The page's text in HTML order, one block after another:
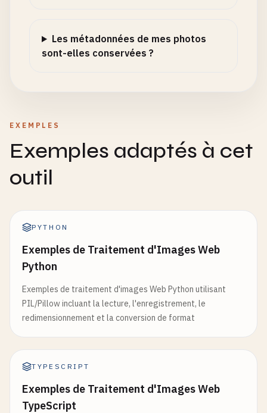
Les métadonnées de mes photos
sont-elles conservées ?
EXEMPLES
Exemples adaptés à cet
outil
PYTHON
Exemples de Traitement d'Images Web
Python
Exemples de traitement d'images Web Python utilisant
PIL/Pillow incluant la lecture, l'enregistrement, le
redimensionnement et la conversion de format
TYPESCRIPT
Exemples de Traitement d'Images Web
TypeScript